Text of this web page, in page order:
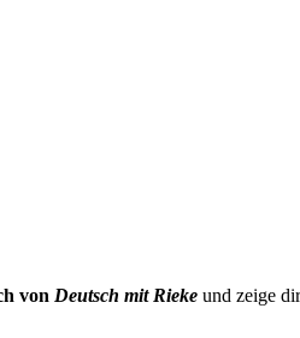
von Deutsch mit Rieke und zeige